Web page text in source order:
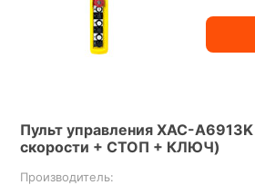
Пульт управления XAC-
скорости + СТОП + КЛЮЧ)
Производитель: